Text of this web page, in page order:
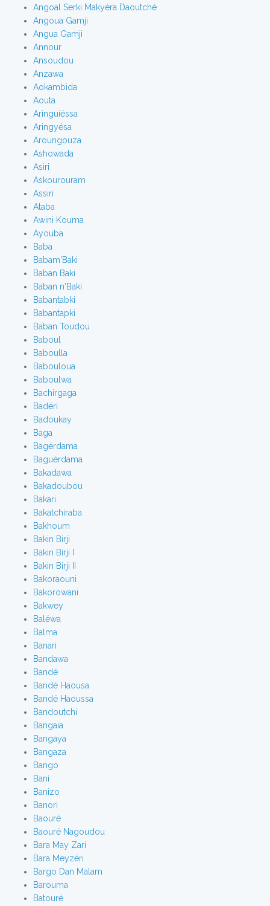
Angoal Serki Makyéra Daoutché
Angoua Gamji
Angua Gamji
Annour
Ansoudou
Anzawa
Aokambida
Aouta
Aringuiéssa
Aringyésa
Aroungouza
Ashowada
Asiri
Askourouram
Assiri
Ataba
Awini Kouma
Ayouba
Baba
Babam'Baki
Baban Baki
Baban n'Baki
Babantabki
Babantapki
Baban Toudou
Baboul
Baboulla
Babouloua
Baboulwa
Bachirgaga
Badéri
Badoukay
Baga
Bagérdama
Baguérdama
Bakadawa
Bakadoubou
Bakari
Bakatchiraba
Bakhoum
Bakin Birji
Bakin Birji I
Bakin Birji II
Bakoraouni
Bakorowani
Bakwey
Baléwa
Balma
Banari
Bandawa
Bandé
Bandé Haousa
Bandé Haoussa
Bandoutchi
Bangaia
Bangaya
Bangaza
Bango
Bani
Banizo
Banori
Baouré
Baouré Nagoudou
Bara May Zari
Bara Meyzéri
Bargo Dan Malam
Barouma
Batouré